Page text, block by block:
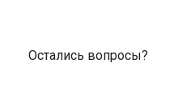
Остались вопросы?